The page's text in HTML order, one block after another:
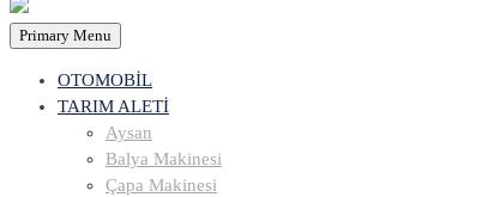
Primary Menu
OTOMOBİL
TARIM ALETİ
Aysan
Balya Makinesi
Çapa Makinesi